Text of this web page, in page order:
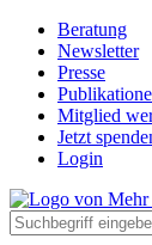
Beratung
Newsletter
Presse
Mitglied
Jetzt
Login